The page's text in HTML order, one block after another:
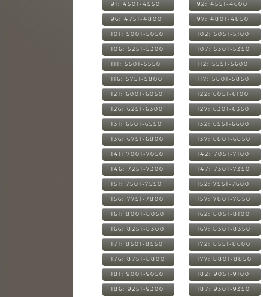
91: 4501-4550 92: 4551-4600
96: 4751-4800 97: 4801-4850
101: 5001-5050 102: 5051-5100
106: 5251-5300 107: 5301-5350
111: 5501-5550 112: 5551-5600
116: 5751-5800 117: 5801-5850
121: 6001-6050 122: 6051-6100
126: 6251-6300 127: 6301-6350
131: 6501-6550 132: 6551-6600
136: 6751-6800 137: 6801-6850
141: 7001-7050 142: 7051-7100
146: 7251-7300 147: 7301-7350
151: 7501-7550 152: 7551-7600
156: 7751-7800 157: 7801-7850
161: 8001-8050 162: 8051-8100
166: 8251-8300 167: 8301-8350
171: 8501-8550 172: 8551-8600
176: 8751-8800 177: 8801-8850
181: 9001-9050 182: 9051-9100
186: 9251-9300 187: 9301-9350